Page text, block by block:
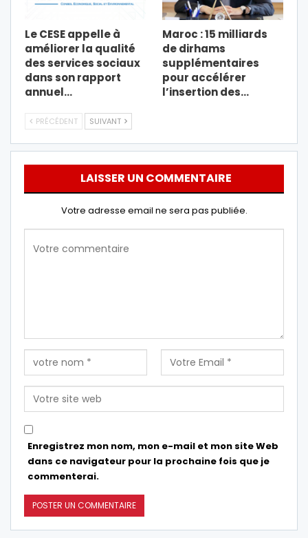
Le CESE appelle à
améliorer la qualité
des services sociaux
dans son rapport
annuel…
Maroc : 15 milliards
de dirhams
supplémentaires
pour accélérer
l’insertion des…
PRÉCÉDENT SUIVANT
LAISSER UN COMMENTAIRE
Votre adresse email ne sera pas publiée.
Enregistrez mon nom, mon e-mail et mon site Web
dans ce navigateur pour la prochaine fois que je
commenterai.